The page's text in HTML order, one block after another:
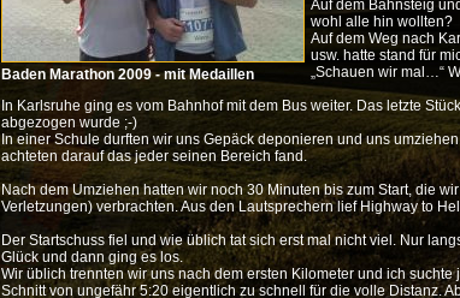
Baden Marathon 2009 - mit Medaillen
Auf dem Bahnsteig
wohl alle hin wollten?
Auf dem Weg nach
usw. hatte stand für
„Schauen wir mal…“
In Karlsruhe ging es vom Bahnhof mit dem Bus weiter. Das letzte
abgezogen wurde ;-)
In einer Schule durften wir uns Gepäck deponieren und uns
achteten darauf das jeder seinen Bereich fand.
Nach dem Umziehen hatten wir noch 30 Minuten bis zum Start, die
Verletzungen) verbrachten. Aus den Lautsprechern lief Highway to
Der Startschuss fiel und wie üblich tat sich erst mal nicht viel. Nur
Glück und dann ging es los.
Wir üblich trennten wir uns nach dem ersten Kilometer und ich
Schnitt von ungefähr 5:20 eigentlich zu schnell für die volle Distanz.